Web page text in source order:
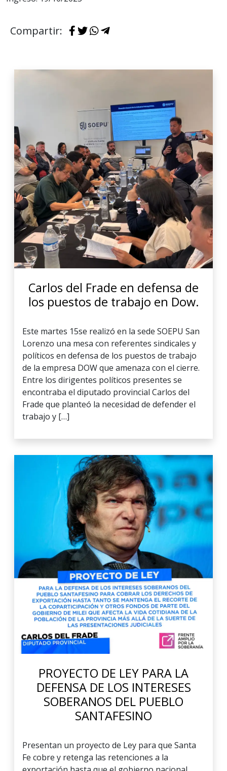
Compartir:
Carlos del Frade en defensa de
los puestos de trabajo en Dow.
Este martes 15se realizó en la sede SOEPU San
Lorenzo una mesa con referentes sindicales y
políticos en defensa de los puestos de trabajo
de la empresa DOW que amenaza con el cierre.
Entre los dirigentes políticos presentes se
encontraba el diputado provincial Carlos del
Frade que planteó la necesidad de defender el
trabajo y […]
PROYECTO DE LEY PARA LA
DEFENSA DE LOS INTERESES
SOBERANOS DEL PUEBLO
SANTAFESINO
Presentan un proyecto de Ley para que Santa
Fe cobre y retenga las retenciones a la